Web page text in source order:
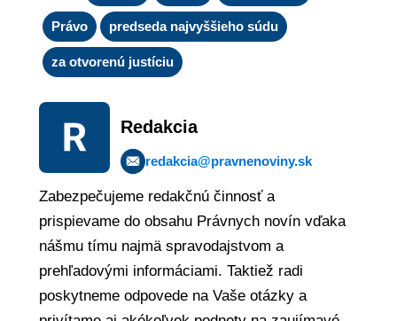
Právo predseda najvyššieho súdu
za otvorenú justíciu
Redakcia
redakcia@pravnenoviny.sk
Zabezpečujeme redakčnú činnosť a
prispievame do obsahu Právnych novín vďaka
nášmu tímu najmä spravodajstvom a
prehľadovými informáciami. Taktiež radi
poskytneme odpovede na Vaše otázky a